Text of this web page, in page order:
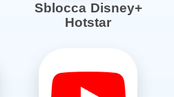
Sblocca Disney+
Hotstar